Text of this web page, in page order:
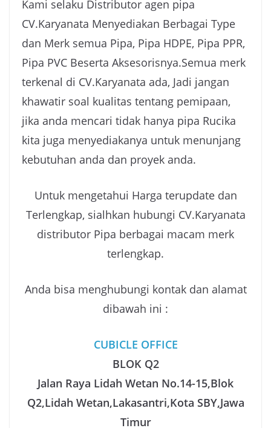
Kami selaku Distributor agen pipa
CV.Karyanata Menyediakan Berbagai Type
dan Merk semua Pipa, Pipa HDPE, Pipa PPR,
Pipa PVC Beserta Aksesorisnya.Semua merk
terkenal di CV.Karyanata ada, Jadi jangan
khawatir soal kualitas tentang pemipaan,
jika anda mencari tidak hanya pipa Rucika
kita juga menyediakanya untuk menunjang
kebutuhan anda dan proyek anda.
Untuk mengetahui Harga terupdate dan
Terlengkap, sialhkan hubungi CV.Karyanata
distributor Pipa berbagai macam merk
terlengkap.
Anda bisa menghubungi kontak dan alamat
dibawah ini :
CUBICLE OFFICE
BLOK Q2
Jalan Raya Lidah Wetan No.14-15,Blok
Q2,Lidah Wetan,Lakasantri,Kota SBY,Jawa
Timur